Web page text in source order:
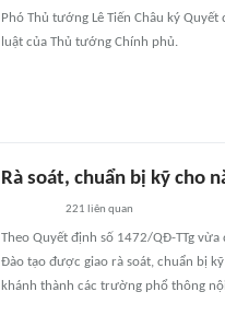
Phó Thủ tướng Lê Tiến Châu ký
luật của Thủ tướng Chính phủ.
Rà soát, chuẩn bị kỹ cho
221 liên quan
Theo Quyết định số 1472/QĐ-TTg
Đào tạo được giao rà soát, chuẩn bị
khánh thành các trường phổ thông